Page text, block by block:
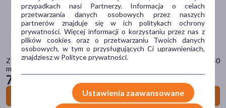
Zestaw Bioderma Sensibio, woda micelarna, 100 ml + krem kojący, 40
ml + krem pod oczy, 15 ml
79
Do koszyka
fluid/krem (11)
pokaż więcej
Problem
podrażnienie(54)
ochrona przeciwsłoneczna(33)
przypadkach nasi Partnerzy. Informacja o celach
przetwarzania danych osobowych przez naszych
partnerów znajduje się w ich politykach ochrony
prywatności. Więcej informacji o korzystaniu przez nas z
plików cookies oraz o przetwarzaniu Twoich danych
osobowych, w tym o przysługujących Ci uprawnieniach,
znajdziesz w Polityce prywatności.
Ustawienia zaawansowane